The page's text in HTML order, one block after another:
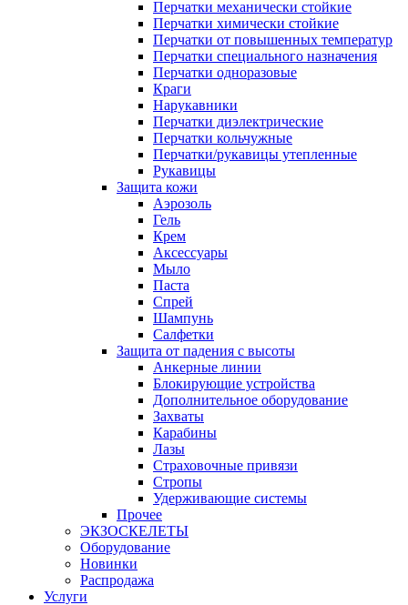
Перчатки механически стойкие
Перчатки химически стойкие
Перчатки от повышенных температур
Перчатки специального назначения
Перчатки одноразовые
Краги
Нарукавники
Перчатки диэлектрические
Перчатки кольчужные
Перчатки/рукавицы утепленные
Рукавицы
Защита кожи
Аэрозоль
Гель
Крем
Аксессуары
Мыло
Паста
Спрей
Шампунь
Салфетки
Защита от падения с высоты
Анкерные линии
Блокирующие устройства
Дополнительное оборудование
Захваты
Карабины
Лазы
Страховочные привязи
Стропы
Удерживающие системы
Прочее
ЭКЗОСКЕЛЕТЫ
Оборудование
Новинки
Распродажа
Услуги